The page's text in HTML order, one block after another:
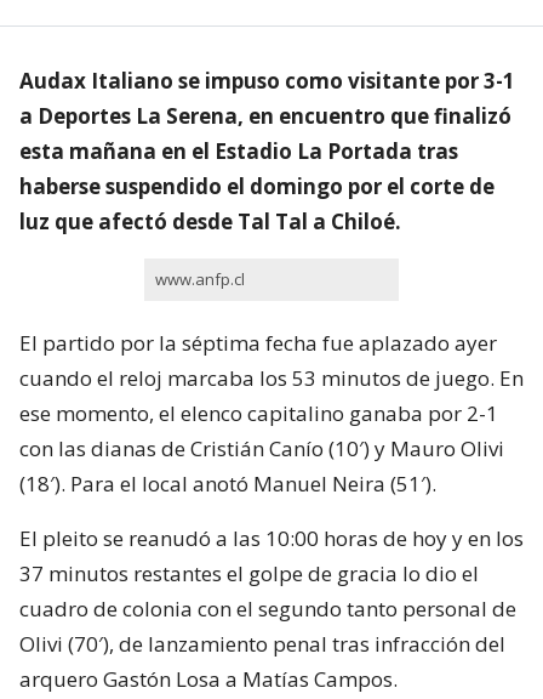
Audax Italiano se impuso como visitante por 3-1
a Deportes La Serena, en encuentro que finalizó
esta mañana en el Estadio La Portada tras
haberse suspendido el domingo por el corte de
luz que afectó desde Tal Tal a Chiloé.
www.anfp.cl
El partido por la séptima fecha fue aplazado ayer
cuando el reloj marcaba los 53 minutos de juego. En
ese momento, el elenco capitalino ganaba por 2-1
con las dianas de Cristián Canío (10′) y Mauro Olivi
(18′). Para el local anotó Manuel Neira (51′).
El pleito se reanudó a las 10:00 horas de hoy y en los
37 minutos restantes el golpe de gracia lo dio el
cuadro de colonia con el segundo tanto personal de
Olivi (70′), de lanzamiento penal tras infracción del
arquero Gastón Losa a Matías Campos.